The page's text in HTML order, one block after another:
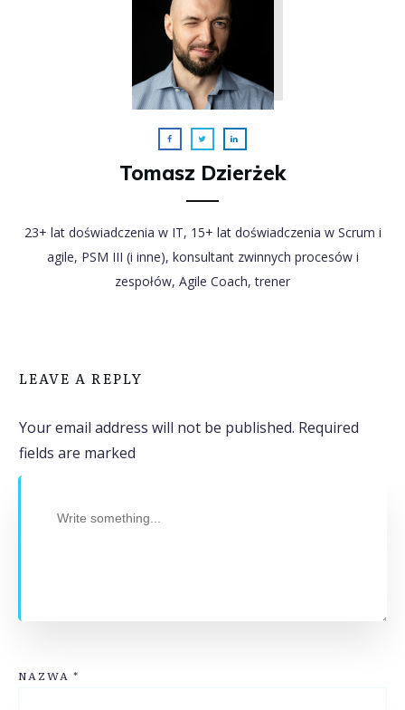
Tomasz Dzierżek
23+ lat doświadczenia w IT, 15+ lat doświadczenia w Scrum i
agile, PSM III (i inne), konsultant zwinnych procesów i
zespołów, Agile Coach, trener
LEAVE A REPLY
Your email address will not be published. Required
fields are marked
NAZWA *